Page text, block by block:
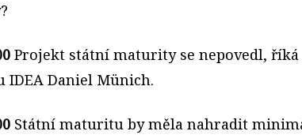
Projekt státní maturity se nepovedl,
IDEA Daniel Münich.
Státní maturitu by měla nahradit